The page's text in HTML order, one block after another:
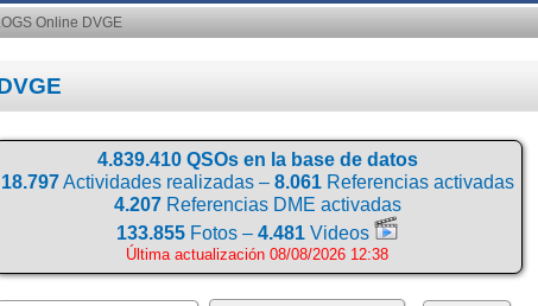
Online DVGE
4.839.410 QSOs en la base de datos
18.797Actividades realizadas – 8.061Referencias activadas
4.207Referencias DME activadas
133.855 Fotos – 4.481 Videos
Última actualización 08/08/2026 12:38